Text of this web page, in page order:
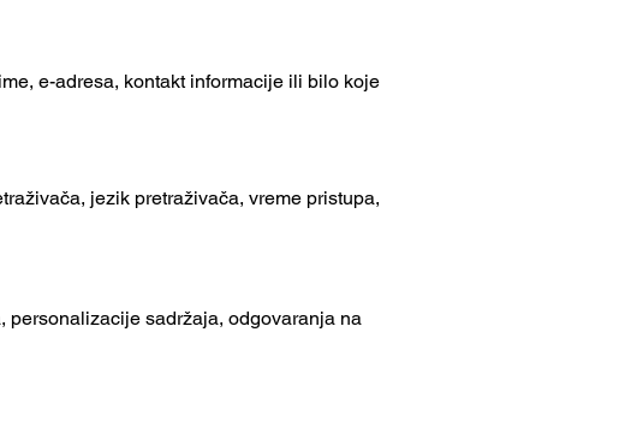
e-adresa, kontakt informacije ili bilo koje
jezik pretraživača, vreme pristupa,
sadržaja, odgovaranja na